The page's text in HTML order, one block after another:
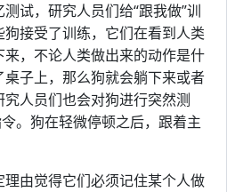
试，研究人员们给“跟我做”训
接受了训练，它们在看到人类
，不论人类做出来的动作是什
子上，那么狗就会躺下来或者
人员们也会对狗进行突然测
。狗在轻微停顿之后，跟着主
由觉得它们必须记住某个人做